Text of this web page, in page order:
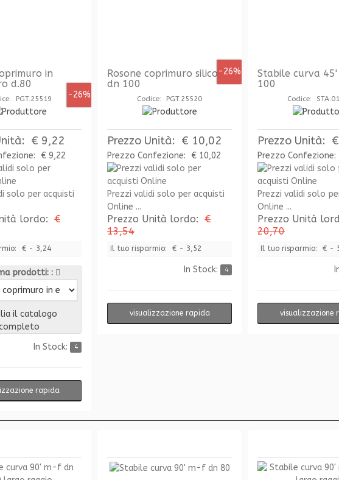
-26%
in
d.80
PGT.25519
€ 9,22
€ 9,22
solo per acquisti
lordo: €
€ - 3,24
prodotti:
il catalogo
In Stock:
4
rapida
-26%
Rosone coprimuro silicone
dn 100
Codice: PGT.25520
Prezzo Unità: € 10,02
Prezzo Confezione: € 10,02
Prezzi validi solo per acquisti
Online ...
Prezzo Unità lordo: €
13,54
Il tuo risparmio: € - 3,52
In Stock: 4
visualizzazione rapida
Stabile curva
100
Codice:
Prezzo Unità:
Prezzo Confezione:
Prezzi validi solo
Online ...
Prezzo Unità
20,70
Il tuo risparmio: € -
visualizzazione